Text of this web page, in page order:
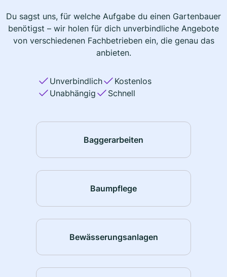
Du sagst uns, für welche Aufgabe du einen Gartenbauer
benötigst – wir holen für dich unverbindliche Angebote
von verschiedenen Fachbetrieben ein, die genau das
anbieten.
Unverbindlich
Kostenlos
Unabhängig
Schnell
Baggerarbeiten
Baumpflege
Bewässerungsanlagen